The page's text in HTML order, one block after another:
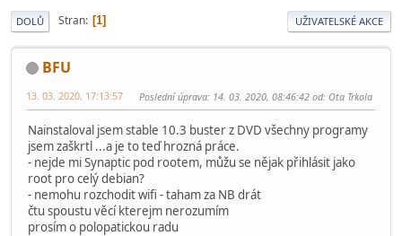
DOLŮ Stran 1 UŽIVATELSKÉ AKCE
BFU
13. 03. 2020, 17:13:57 Poslední úprava: 14. 03. 2020, 08:46:42 od: Ota Trkola
Nainstaloval jsem stable 10.3 buster z DVD všechny programy
jsem zaškrtl ...a je to teď hrozná práce.
- nejde mi Synaptic pod rootem, můžu se nějak přihlásit jako
root pro celý debian?
- nemohu rozchodit wifi - taham za NB drát
čtu spoustu věcí kterejm nerozumím
prosím o polopatickou radu